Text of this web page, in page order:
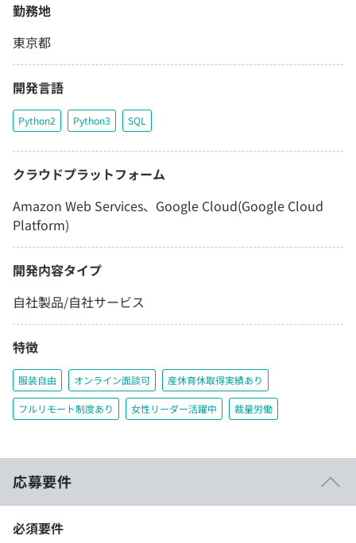
勤務地
東京都
開発言語
Python2 Python3 SQL
クラウドプラットフォーム
Amazon Web Services、Google Cloud(Google Cloud
Platform)
開発内容タイプ
自社製品/自社サービス
特徴
服装自由 オンライン面談可 産休育休取得実績あり
フルリモート制度あり 女性リーダー活躍中 裁量労働
応募要件
必須要件